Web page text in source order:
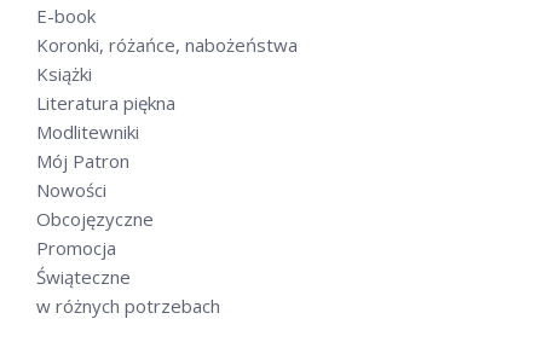
E-book
Koronki, różańce, nabożeństwa
Książki
Literatura piękna
Modlitewniki
Mój Patron
Nowości
Obcojęzyczne
Promocja
Świąteczne
w różnych potrzebach